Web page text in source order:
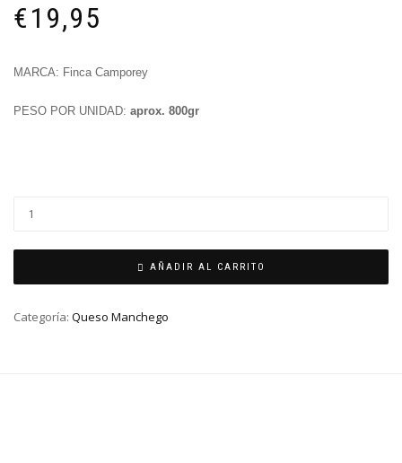
€19,95
MARCA: Finca Camporey
PESO POR UNIDAD: aprox. 800gr
AÑADIR AL CARRITO
Categoría: Queso Manchego